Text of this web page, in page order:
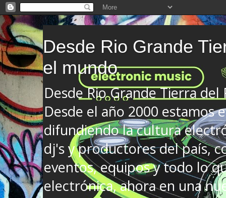
Desde Rio Grande
el mundo
Desde Rio Grande Tierra
Desde el año 2000 estamos
difundiendo la cultura
dj's y productores del país,
eventos, equipos y todo lo
electrónica, ahora en una